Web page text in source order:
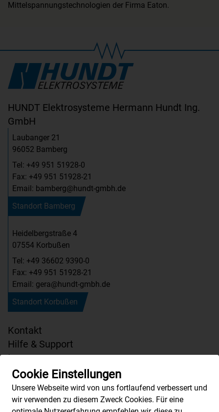
Mittelspannungstechnologien der Firma Eaton.
HUNDT Elektrosysteme Hermann Hundt Ing.
GmbH
Laubanger 21
96052 Bamberg
Tel: +49 951 51928-0
Fax: +49 951 51928-21
Email: bamberg@hundt-gmbh.de
Standort Bamberg
Heidelbergstraße 4
07554 Korbußen
Tel: +49 36602 9390-0
Fax: +49 951 51928-21
Email: gera@hundt-gmbh.de
Standort Korbußen
Kontakt
Hilfe & Support
Impressum
Datenschutzerklärung
AGB
Cookie Einstellungen
Unsere Webseite wird von uns fortlaufend verbessert und
wir verwenden zu diesem Zweck Cookies. Für eine